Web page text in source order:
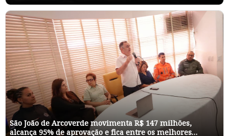
São João de Arcoverde movimenta R$ 147 milhões,